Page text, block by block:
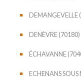
DEMANGEVELLE
DENÈVRE (70180)
ÉCHAVANNE
ECHENANS